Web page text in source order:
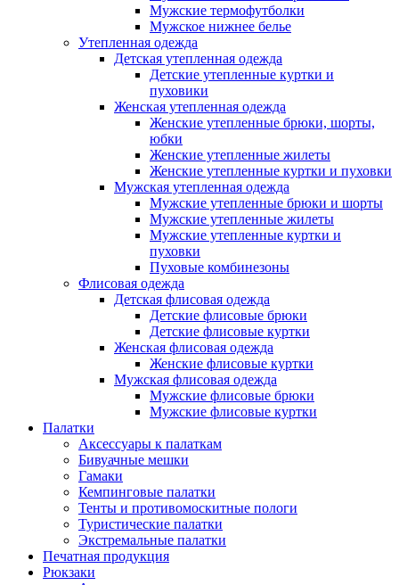
Мужские термофутболки
Мужское нижнее белье
Утепленная одежда
Детская утепленная одежда
Детские утепленные куртки и
пуховики
Женская утепленная одежда
Женские утепленные брюки, шорты,
юбки
Женские утепленные жилеты
Женские утепленные куртки и пуховки
Мужская утепленная одежда
Мужские утепленные брюки и шорты
Мужские утепленные жилеты
Мужские утепленные куртки и
пуховки
Пуховые комбинезоны
Флисовая одежда
Детская флисовая одежда
Детские флисовые брюки
Детские флисовые куртки
Женская флисовая одежда
Женские флисовые куртки
Мужская флисовая одежда
Мужские флисовые брюки
Мужские флисовые куртки
Палатки
Аксессуары к палаткам
Бивуачные мешки
Гамаки
Кемпинговые палатки
Тенты и противомоскитные пологи
Туристические палатки
Экстремальные палатки
Печатная продукция
Рюкзаки